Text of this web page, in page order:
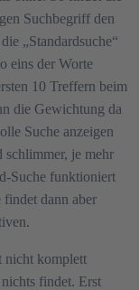
Suchbegriff den
„Standardsuche“
eins der Worte
10 Treffern beim
die Gewichtung da
Suche anzeigen
je mehr
Suche funktioniert
dann aber
nicht komplett
nichts findet. Erst